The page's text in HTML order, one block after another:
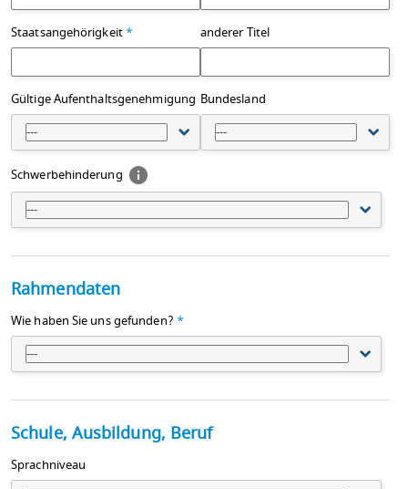
Staatsangehörigkeit * anderer Titel
Gültige Aufenthaltsgenehmigung
---
Bundesland
---
Schwerbehinderung
---
Rahmendaten
Wie haben Sie uns gefunden? *
---
Schule, Ausbildung, Beruf
Sprachniveau